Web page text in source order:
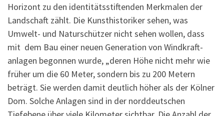
Horizont zu den identitäts­stiftenden Merkmalen der
Landschaft zählt. Die Kunsthistoriker sehen, was
Umwelt- und Naturschützer nicht sehen wollen, dass
mit dem Bau einer neuen Generation von Windkraft­
anlagen be­gonnen wurde, „deren Höhe nicht mehr wie
früher um die 60 Meter, sondern bis zu 200 Metern
beträgt. Sie werden damit deutlich höher als der Kölner
Dom. Solche Anlagen sind in der norddeutschen